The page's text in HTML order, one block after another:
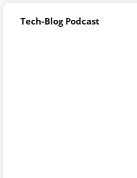
Tech-Blog Podcast